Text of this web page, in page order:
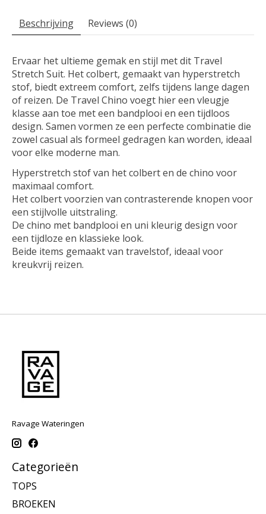
Beschrijving Reviews (0)
Ervaar het ultieme gemak en stijl met dit Travel
Stretch Suit. Het colbert, gemaakt van hyperstretch
stof, biedt extreem comfort, zelfs tijdens lange dagen
of reizen. De Travel Chino voegt hier een vleugje
klasse aan toe met een bandplooi en een tijdloos
design. Samen vormen ze een perfecte combinatie die
zowel casual als formeel gedragen kan worden, ideaal
voor elke moderne man.
Hyperstretch stof van het colbert en de chino voor
maximaal comfort.
Het colbert voorzien van contrasterende knopen voor
een stijlvolle uitstraling.
De chino met bandplooi en uni kleurig design voor
een tijdloze en klassieke look.
Beide items gemaakt van travelstof, ideaal voor
kreukvrij reizen.
Ravage Wateringen
Categorieën
TOPS
BROEKEN